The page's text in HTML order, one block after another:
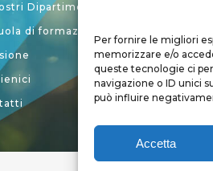
Per fornire le migliori
memorizzare e/o
queste tecnologie ci
navigazione o ID unici
può influire
Accetta
Dipartimenti
di formazione politica CREA